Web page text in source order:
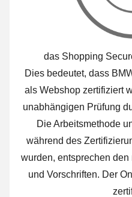
das Shopping
Dies bedeutet, dass
als Webshop zertifiziert
unabhängigen Prüfung
Die Arbeitsmethode
während des
wurden, entsprechen
und Vorschriften. Der